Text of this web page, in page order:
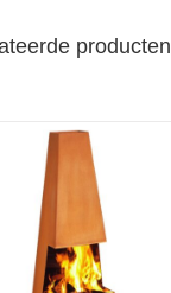
producten